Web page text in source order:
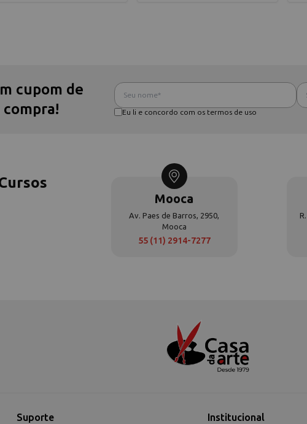
cupom de
Eu li e concordo com os termos de uso
Mooca
Av. Paes de Barros, 2950,
Mooca
55 (11) 2914-7277
Suporte Institucional